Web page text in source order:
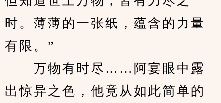
时。薄薄的一张纸，蕴含的力量
有限。”
万物有时尽……阿宴眼中露
出惊异之色，他竟从如此简单的